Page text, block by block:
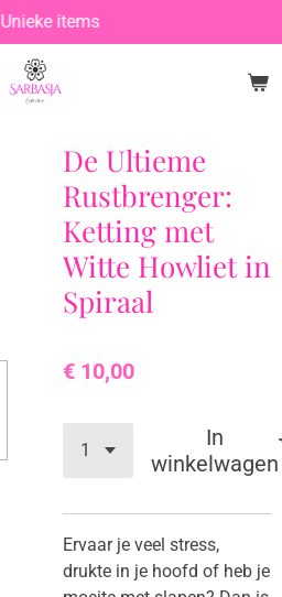
Unieke items
De Ultieme
Rustbrenger:
Ketting met
Witte Howliet in
Spiraal
€ 10,00
In
winkelwagen
​Ervaar je veel stress,
drukte in je hoofd of heb je